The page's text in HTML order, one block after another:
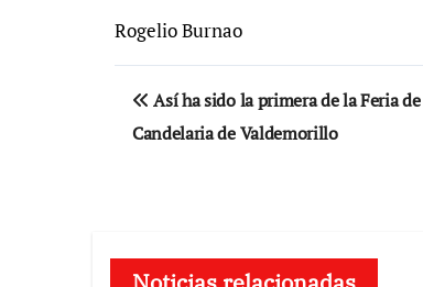
Rogelio Burnao
Navegación
de
Así ha sido la primera de la Feria
Candelaria de Valdemorillo